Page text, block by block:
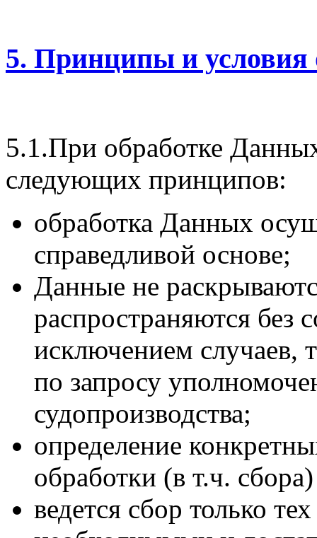
5. Принципы и условия
5.1.При обработке
следующих принципов:
обработка Данных
справедливой основе;
Данные не
распространяются без
исключением
по запросу
судопроизводства;
определение
обработки (в т.ч.
ведется сбор только